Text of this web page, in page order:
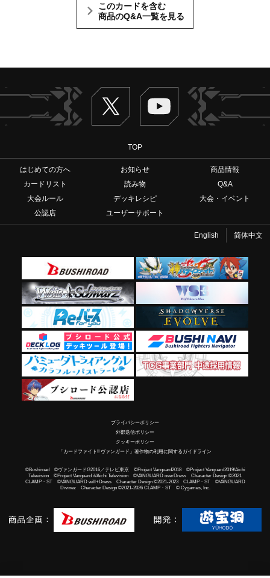
このカードを含む
商品のQ&A一覧を見る
Twitter ヴァンガードch
TOP
はじめての方へ お知らせ
商品情報
カードリスト
読み物
Q&A
大会ルール
デッキレシピ
大会・イベント
公認店
ユーザーサポート
English 简体中文
プライバシーポリシー
外部送信ポリシー
クッキーポリシー
「カードファイト!! ヴァンガード」著作物の利用に関するガイドライン
©Bushiroad ©ヴァンガードG2016／テレビ東京 ©Project Vanguard2018 ©Project Vanguard2019/Aichi
Television ©Project Vanguard if/Aichi Television ©VANGUARD overDress Character Design ©2021
CLAMP・ST ©VANGUARD will+Dress Character Design ©2021-2023 CLAMP・ST ©VANGUARD
Divinez Character Design ©2021-2026 CLAMP・ST © Cygames, Inc.